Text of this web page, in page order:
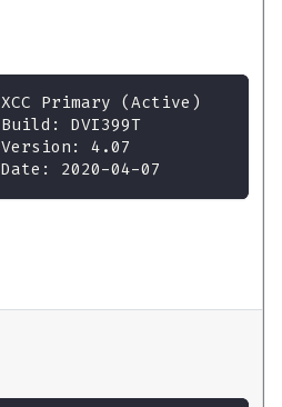
XCC Primary (Active)
Build: DVI399T
Version: 4.07
Date: 2020-04-07